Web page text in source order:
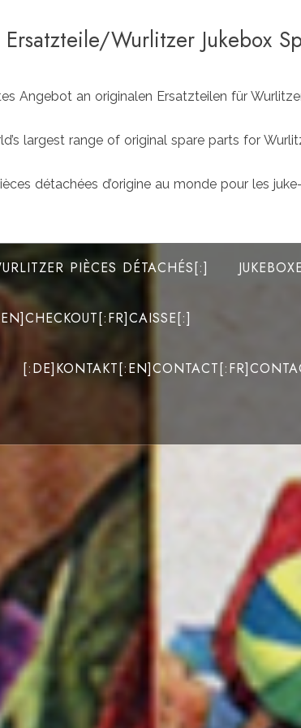
Wurlitzer Jukebox
Angebot an originalen Ersatzteilen für
largest range of original spare parts for
détachées d’origine au monde pour les
PIÈCES DÉTACHÉS[:]